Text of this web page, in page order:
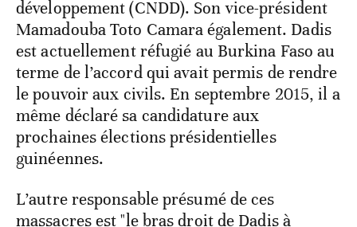
développement (CNDD). Son vice-président
Mamadouba Toto Camara également. Dadis
est actuellement réfugié au Burkina Faso au
terme de l’accord qui avait permis de rendre
le pouvoir aux civils. En septembre 2015, il a
même déclaré sa candidature aux
prochaines élections présidentielles
guinéennes.
L’autre responsable présumé de ces
massacres est "le bras droit de Dadis à